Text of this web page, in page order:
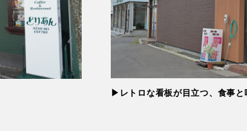
▶レトロな看板が目立つ、食事と